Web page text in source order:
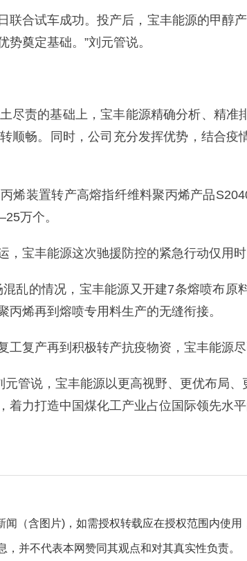
联合试车成功。投产后，宝丰能源的甲醇
奠定基础。”刘元管说。
尽责的基础上，宝丰能源精确分析、精
顺畅。同时，公司充分发挥优势，结合
烯装置转产高熔指纤维料聚丙烯产品
万个。
宝丰能源这次驰援防控的紧急行动仅用时
乱的情况，宝丰能源又开建7条熔喷布
烯再到熔喷专用料生产的无缝衔接。
复产再到积极转产抗疫物资，宝丰能源
元管说，宝丰能源以更高视野、更优布局
力打造中国煤化工产业占位国际领先水平
（含图片)，如需授权转载应在授权范围内使用
并不代表本网赞同其观点和对其真实性负责。